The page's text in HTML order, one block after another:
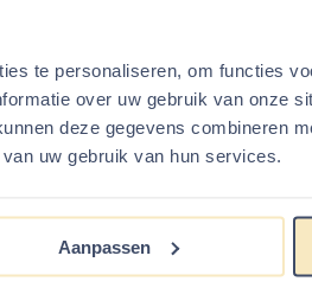
te personaliseren, om functies
over uw gebruik van onze
deze gegevens combineren
uw gebruik van hun services.
Aanpassen
voor mijn huisdier? Ons
subtiel kunnen lijken, is er in de
allemaal bekijkt. Wij maken al
variant is optimaal voor Gerbils,
en Ratten. En de ruimste
de gedetailleerde
jouw dier? We hebben